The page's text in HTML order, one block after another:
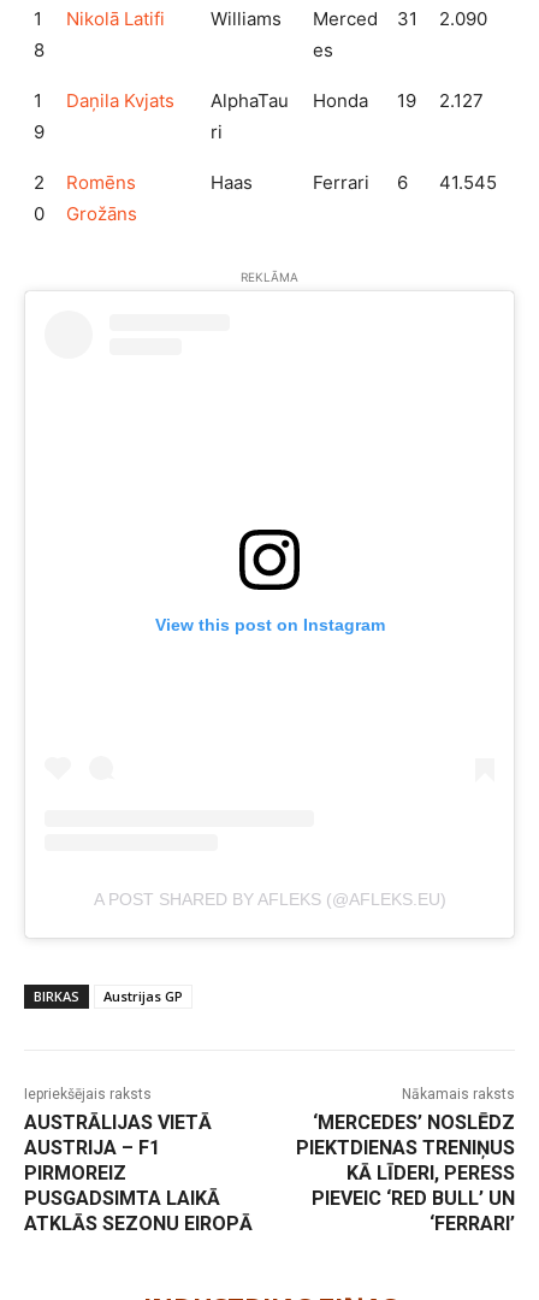
1
8
Nikolā Latifi Williams
Merced
es
31 2.090
1
9
Daņila Kvjats
AlphaTau
ri
Honda 19 2.127
2
0
Romēns
Grožāns
Haas Ferrari 6 41.545
REKLĀMA
View this post on Instagram
A POST SHARED BY AFLEKS (@AFLEKS.EU)
BIRKAS Austrijas GP
Iepriekšējais raksts
AUSTRĀLIJAS VIETĀ
AUSTRIJA – F1
PIRMOREIZ
PUSGADSIMTA LAIKĀ
ATKLĀS SEZONU EIROPĀ
Nākamais raksts
‘MERCEDES’ NOSLĒDZ
PIEKTDIENAS TRENIŅUS
KĀ LĪDERI, PERESS
PIEVEIC ‘RED BULL’ UN
‘FERRARI’